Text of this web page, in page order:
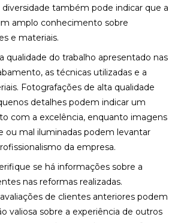
diversidade também pode indicar que a
amplo conhecimento sobre
e materiais.
qualidade do trabalho apresentado nas
as técnicas utilizadas e a
Fotografações de alta qualidade
detalhes podem indicar um
com a excelência, enquanto imagens
ou mal iluminadas podem levantar
da empresa.
se há informações sobre a
nas reformas realizadas.
de clientes anteriores podem
valiosa sobre a experiência de outros